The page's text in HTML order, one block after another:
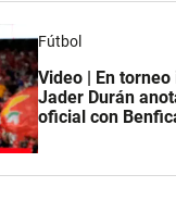
Fútbol
Video | En
Jader Durán
oficial con